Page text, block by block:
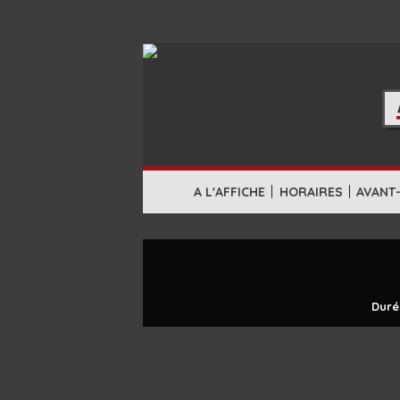
A L'AFFICHE | HORAIRES |